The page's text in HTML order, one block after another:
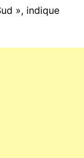
», indique